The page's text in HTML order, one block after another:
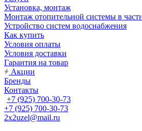
Установка, монтаж
Монтаж отопительной системы в
Устройство систем водоснабжения
Как купить
Условия оплаты
Условия доставки
Гарантия на товар
Акции
Бренды
Контакты
+7 (925) 700-30-73
+7 (925) 700-30-73
2x2uzel@mail.ru